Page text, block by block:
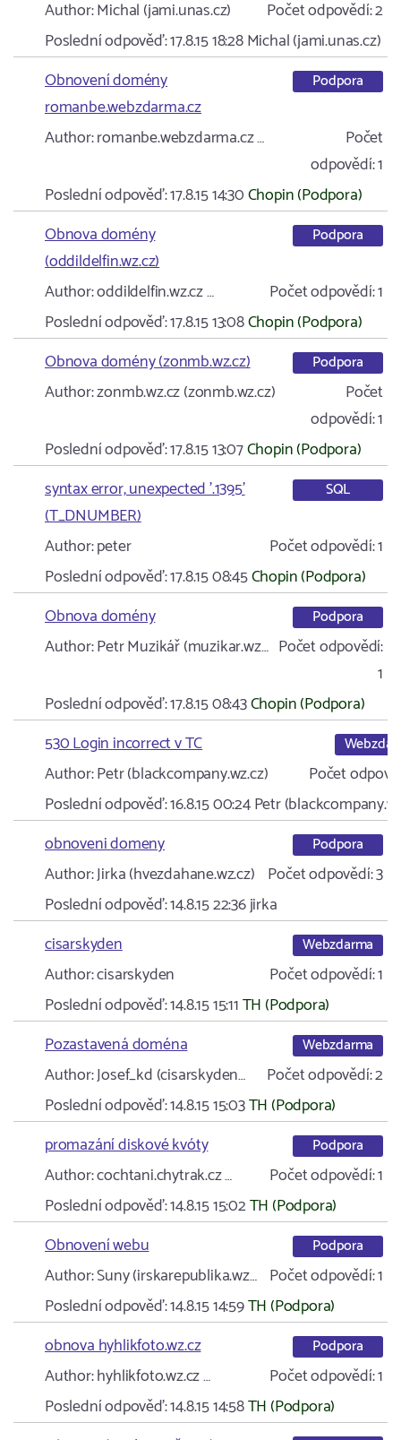
Author:Michal (jami.unas.cz) Počet odpovědí:2
Poslední odpověď:17.8.15 18:28Michal (jami.unas.cz)
Obnovení domény
romanbe.webzdarma.cz
Podpora
Author:romanbe.webzdarma.cz …
Počet
odpovědí:1
Poslední odpověď:17.8.15 14:30Chopin (Podpora)
Obnova domény
(oddildelfin.wz.cz)
Podpora
Author:oddildelfin.wz.cz … Počet odpovědí:1
Poslední odpověď:17.8.15 13:08Chopin (Podpora)
Obnova domény (zonmb.wz.cz)
Podpora
Author:zonmb.wz.cz (zonmb.wz.cz)
Počet
odpovědí:1
Poslední odpověď:17.8.15 13:07Chopin (Podpora)
syntax error, unexpected '.1395'
(T_DNUMBER)
SQL
Author:peter Počet odpovědí:1
Poslední odpověď:17.8.15 08:45Chopin (Podpora)
Obnova domény
Podpora
Author:Petr Muzikář (muzikar.wz… Počet odpovědí:
1
Poslední odpověď:17.8.15 08:43Chopin (Podpora)
530 Login incorrect v TC
Author:Petr (blackcompany.wz.cz)
Počet
Poslední odpověď:16.8.15 00:24Petr
obnoveni domeny
Podpora
Author:Jirka (hvezdahane.wz.cz) Počet odpovědí:3
Poslední odpověď:14.8.15 22:36jirka
cisarskyden
Webzdarma
Author:cisarskyden Počet odpovědí:1
Poslední odpověď:14.8.15 15:11TH (Podpora)
Pozastavená doména
Webzdarma
Author:Josef_kd (cisarskyden… Počet odpovědí:2
Poslední odpověď:14.8.15 15:03TH (Podpora)
promazání diskové kvóty
Podpora
Author:cochtani.chytrak.cz … Počet odpovědí:1
Poslední odpověď:14.8.15 15:02TH (Podpora)
Obnovení webu
Podpora
Author:Suny (irskarepublika.wz… Počet odpovědí:1
Poslední odpověď:14.8.15 14:59TH (Podpora)
obnova hyhlikfoto.wz.cz
Podpora
Author:hyhlikfoto.wz.cz … Počet odpovědí:1
Poslední odpověď:14.8.15 14:58TH (Podpora)